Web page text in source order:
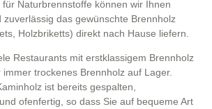
Naturbrennstoffe können wir Ihnen
zuverlässig das gewünschte Brennholz
Holzbriketts) direkt nach Hause liefern.
Restaurants mit erstklassigem Brennholz
trockenes Brennholz auf Lager.
ist bereits gespalten,
ofenfertig, so dass Sie auf bequeme Art